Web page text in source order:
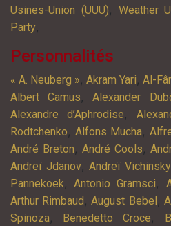
Usines-Union (UUU), Weather
Party,
Personnalités
« A. Neuberg », Akram Yari, Al-
Albert Camus,Alexander
Alexandre d’Aphrodise,
Rodtchenko, Alfons Mucha,
André Breton, André Cools,
Andreï Jdanov, Andreï Vichinsky
Pannekoek,Antonio Gramsci,
Arthur Rimbaud ,August Bebel ,
Spinoza, Benedetto Croce,